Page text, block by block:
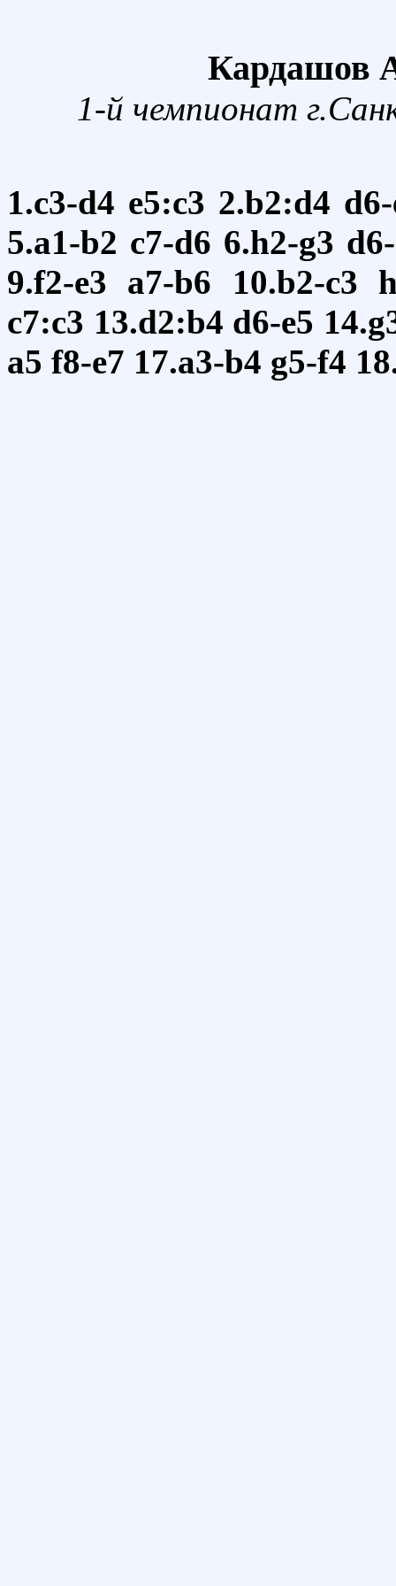
Кардашов
1-й чемпионат
1.c3-d4 e5:c3 2.b2:d4
5.a1-b2 c7-d6 6.h2-g3
9.f2-e3 a7-b6 10.b2-c3
c7:c3 13.d2:b4 d6-e5
a5 f8-e7 17.a3-b4 g5-f4